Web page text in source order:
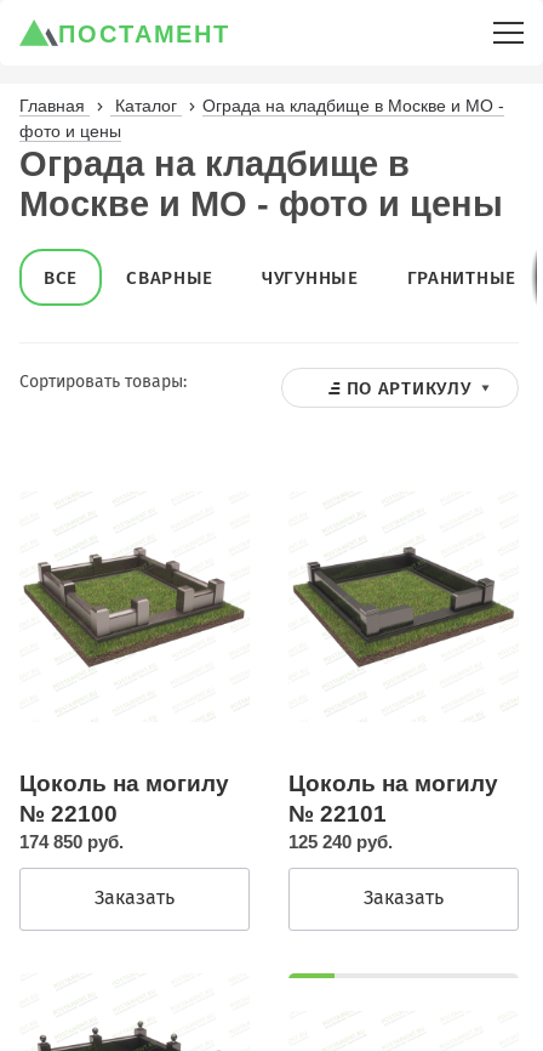
ПОСТАМЕНТ
Главная Каталог
Ограда на кладбище в Москве и МО -
фото и цены
Ограда на кладбище в
Москве и МО - фото и цены
ВСЕ СВАРНЫЕ ЧУГУННЫЕ ГРАНИТНЫЕ
Сортировать товары: ПО АРТИКУЛУ
Цоколь на могилу
№ 22100
174 850 руб.
Заказать
Цоколь на могилу
№ 22101
125 240 руб.
Заказать